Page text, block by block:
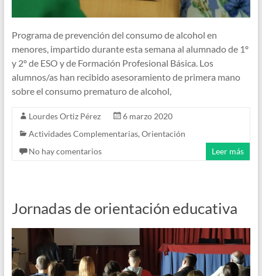
Programa de prevención del consumo de alcohol en
menores, impartido durante esta semana al alumnado de 1º
y 2º de ESO y de Formación Profesional Básica. Los
alumnos/as han recibido asesoramiento de primera mano
sobre el consumo prematuro de alcohol,
Lourdes Ortiz Pérez
6 marzo 2020
Actividades Complementarias, Orientación
No hay comentarios
Leer más
Jornadas de orientación educativa